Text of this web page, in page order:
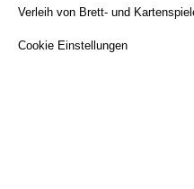
Verleih von Brett- und
Cookie Einstellungen